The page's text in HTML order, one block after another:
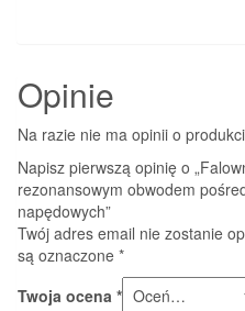
Opinie
Na razie nie ma opinii o
Napisz pierwszą opinię o
rezonansowym obwodem
napędowych”
Twój adres email nie zostanie
są oznaczone *
Twoja ocena *